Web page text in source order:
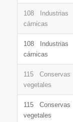
108 Industrias
cárnicas
108 Industrias
cárnicas
115 Conservas
vegetales
115 Conservas
vegetales